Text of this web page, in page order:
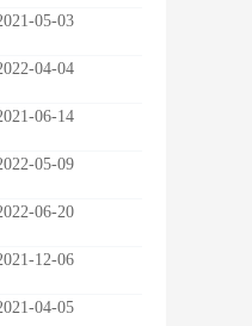
05-03
04-04
06-14
05-09
06-20
12-06
04-05